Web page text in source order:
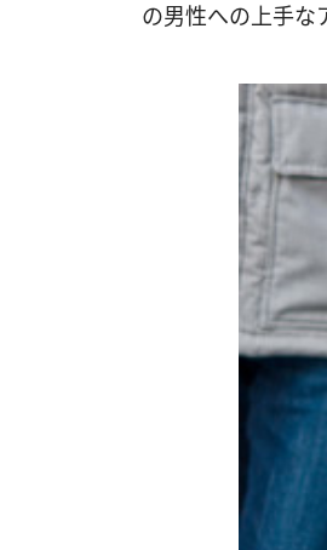
の男性への上手な